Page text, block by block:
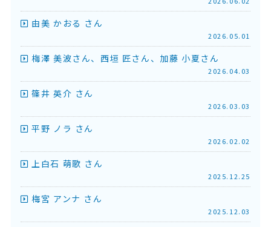
由美 かおる さん
2026.05.01
梅澤 美波さん、西垣 匠さん、加藤 小夏さん
2026.04.03
篠井 英介 さん
2026.03.03
平野 ノラ さん
2026.02.02
上白石 萌歌 さん
2025.12.25
梅宮 アンナ さん
2025.12.03